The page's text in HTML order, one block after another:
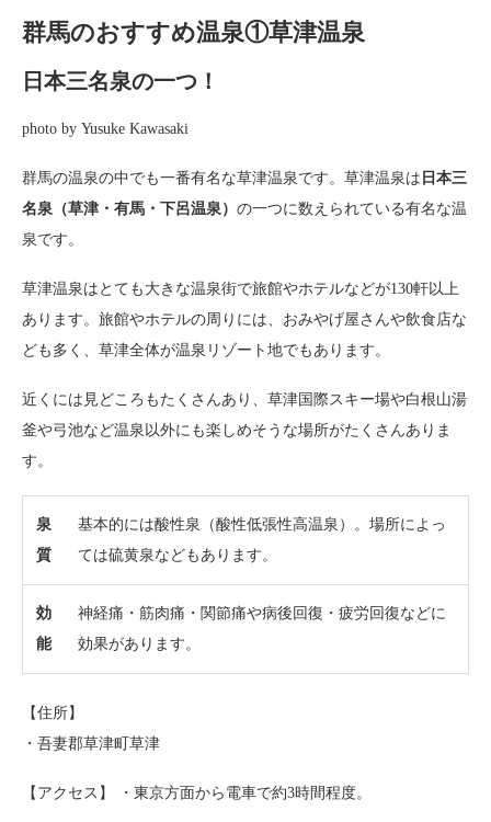
群馬のおすすめ温泉①草津温泉
日本三名泉の一つ！
photo by Yusuke Kawasaki
群馬の温泉の中でも一番有名な草津温泉です。草津温泉は 日本三
名泉（草津・有馬・下呂温泉） の一つに数えられている有名な温
泉です。
草津温泉はとても大きな温泉街で旅館やホテルなどが130軒以上
あります。旅館やホテルの周りには、おみやげ屋さんや飲食店な
ども多く、草津全体が温泉リゾート地でもあります。
近くには見どころもたくさんあり、草津国際スキー場や白根山湯
釜や弓池など温泉以外にも楽しめそうな場所がたくさんありま
す。
泉
質
基本的には酸性泉（酸性低張性高温泉）。場所によっ
ては硫黄泉などもあります。
効
能
神経痛・筋肉痛・関節痛や病後回復・疲労回復などに
効果があります。
【住所】
・吾妻郡草津町草津
【アクセス】 ・東京方面から電車で約3時間程度。